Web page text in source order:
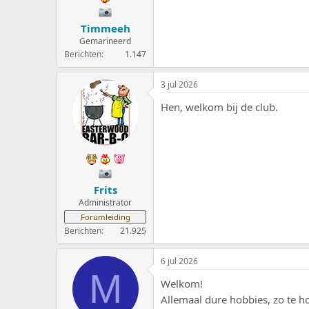
Timmeeh
Gemarineerd
Berichten
1.147
Frits
Administrator
Forumleiding
Berichten 21.925
3 jul 2026
Hen, welkom bij de club.
M
6 jul 2026
Welkom!
Allemaal dure hobbies, zo te